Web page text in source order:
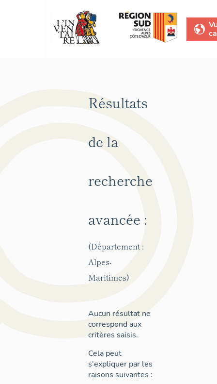
Résultats
de la
recherche
avancée :
(Département :
Alpes-
Maritimes)
Aucun résultat ne
correspond aux
critères saisis.
Cela peut
s'expliquer par les
raisons suivantes :